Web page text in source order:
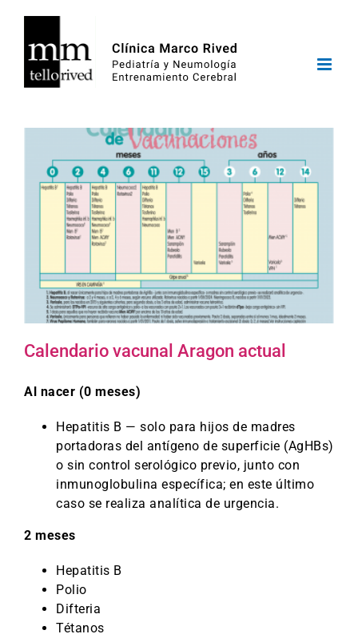
contenido
Calendario vacunal Aragon actual
Al nacer (0 meses)
Hepatitis B — solo para hijos de madres
portadoras del antígeno de superficie (AgHBs)
o sin control serológico previo, junto con
inmunoglobulina específica; en este último
caso se realiza analítica de urgencia.
2 meses
Hepatitis B
Polio
Difteria
Tétanos